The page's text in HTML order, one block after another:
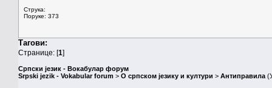
Струка:
Поруке: 373
Тагови:
Странице: [1]
Српски језик - Вокабулар форум
Srpski jezik - Vokabular forum > О српском језику и култури > Антиправила